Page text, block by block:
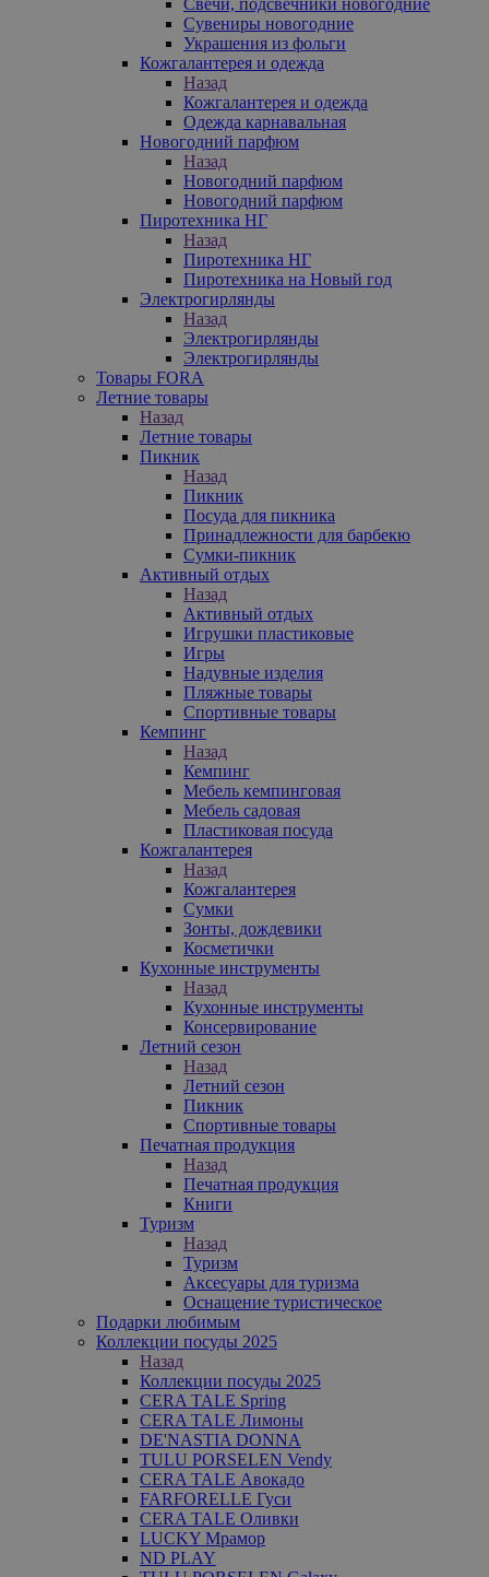
Сувениры новогодние
Украшения из фольги
Кожгалантерея и одежда
Назад
Кожгалантерея и одежда
Одежда карнавальная
Новогодний парфюм
Назад
Новогодний парфюм
Новогодний парфюм
Пиротехника НГ
Назад
Пиротехника НГ
Пиротехника на Новый год
Электрогирлянды
Назад
Электрогирлянды
Электрогирлянды
Товары FORA
Летние товары
Назад
Летние товары
Пикник
Назад
Пикник
Посуда для пикника
Принадлежности для барбекю
Сумки-пикник
Активный отдых
Назад
Активный отдых
Игрушки пластиковые
Игры
Надувные изделия
Пляжные товары
Спортивные товары
Кемпинг
Назад
Кемпинг
Мебель кемпинговая
Мебель садовая
Пластиковая посуда
Кожгалантерея
Назад
Кожгалантерея
Сумки
Зонты, дождевики
Косметички
Кухонные инструменты
Назад
Кухонные инструменты
Консервирование
Летний сезон
Назад
Летний сезон
Пикник
Спортивные товары
Печатная продукция
Назад
Печатная продукция
Книги
Туризм
Назад
Туризм
Аксесуары для туризма
Оснащение туристическое
Подарки любимым
Коллекции посуды 2025
Назад
Коллекции посуды 2025
CERA TALE Spring
CERA TALE Лимоны
DE'NASTIA DONNA
TULU PORSELEN Vendy
CERA TALE Авокадо
FARFORELLE Гуси
CERA TALE Оливки
LUCKY Мрамор
ND PLAY